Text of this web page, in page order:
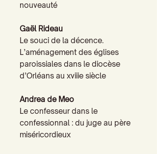
nouveauté
Gaël Rideau
Le souci de la décence.
L’aménagement des églises
paroissiales dans le diocèse
d’Orléans au xviiie siècle
Andrea de Meo
Le confesseur dans le
confessionnal : du juge au père
miséricordieux